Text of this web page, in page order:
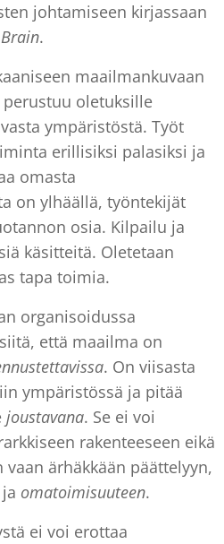
johtamiseen kirjassaan
.
maailmankuvaan
oletuksille
ympäristöstä. Työt
erillisiksi palasiksi ja
omasta
on ylhäällä, työntekijät
osia. Kilpailu ja
käsitteitä. Oletetaan
tapa toimia.
organisoidussa
että maailma on
. On viisasta
ympäristössä ja pitää
joustavana. Se ei voi
rakenteeseen eikä
ärhäkkään päättelyyn,
ja omatoimisuuteen.
ei voi erottaa